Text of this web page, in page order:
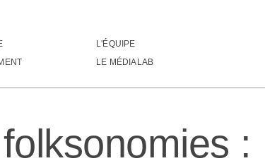
L'ÉQUIPE
LE MÉDIALAB
folksonomies : pragmatique de
: